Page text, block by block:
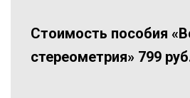
Стоимость пособия
стереометрия» 799